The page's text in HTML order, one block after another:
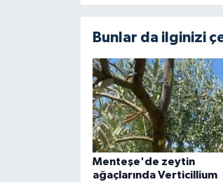
Bunlar da ilginizi
Menteşe'de zeytin
ağaçlarında Verticillium